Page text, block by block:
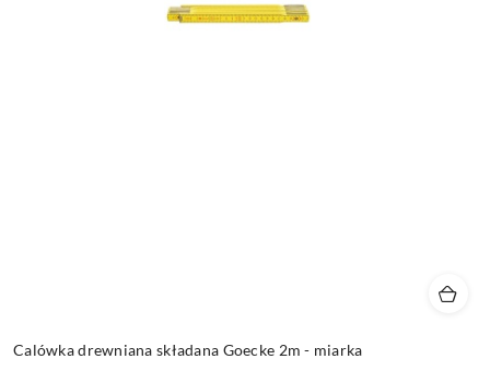
Calówka drewniana składana Goecke 2m - miarka